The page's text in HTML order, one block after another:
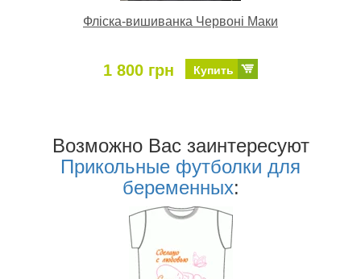
Фліска-вишиванка Червоні Маки
1 800 грн Купить
Возможно Ваc заинтересуют
Прикольные футболки для
беременных: